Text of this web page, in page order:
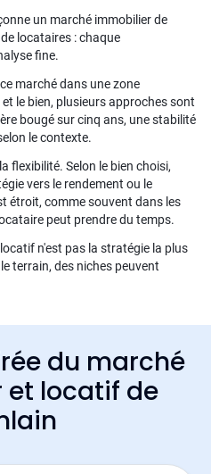
un marché immobilier de
locataires : chaque
fine.
marché dans une zone
le bien, plusieurs approches sont
bougé sur cinq ans, une stabilité
le contexte.
flexibilité. Selon le bien choisi,
vers le rendement ou le
étroit, comme souvent dans les
peut prendre du temps.
n'est pas la stratégie la plus
terrain, des niches peuvent
du marché
locatif de